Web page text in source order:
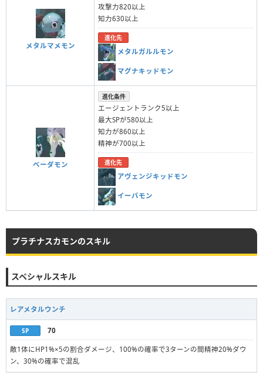
メタルマメモン
攻撃力820以上
知力630以上
進化先
メタルガルルモン
マグナキッドモン
ベーダモン
進化条件
エージェントランク5以上
最大SPが580以上
知力が860以上
精神が700以上
進化先
アヴェンジキッドモン
イーバモン
プラチナスカモンのスキル
スペシャルスキル
レアメタルウンチ
SP 70
敵1体にHP1%×5の割合ダメージ、100%の確率で3ターンの間精神20%ダウ
ン、30%の確率で混乱